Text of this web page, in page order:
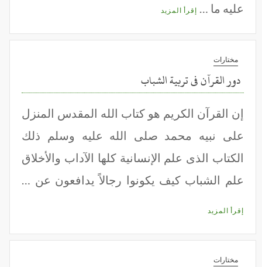
عليه ما … إقرأ المزيد
مختارات
دور القرآن فى تربية الشباب
إن القرآن الكريم هو كتاب الله المقدس المنزل
على نبيه محمد صلى الله عليه وسلم ذلك
الكتاب الذى علم الإنسانية كلها الآداب والأخلاق
علم الشباب كيف يكونوا رجالاً يدافعون عن …
إقرأ المزيد
مختارات